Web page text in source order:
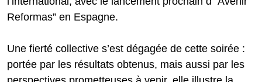
Reformas” en Espagne.
Une fierté collective s’est dégagée de cette soirée :
portée par les résultats obtenus, mais aussi par les